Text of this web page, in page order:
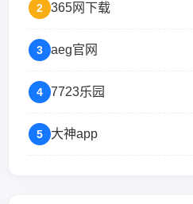
2 365网下载
3 aeg官网
4 7723乐园
5 大神app